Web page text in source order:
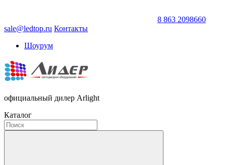
8 863 2098660
sale@ledtop.ru Контакты
Шоурум
официальный дилер Arlight
Каталог